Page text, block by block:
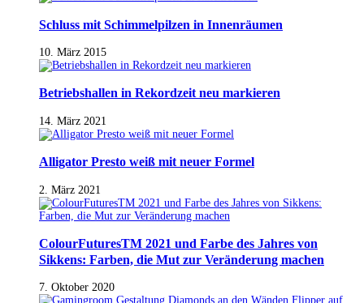
Schluss mit Schimmelpilzen in Innenräumen
10. März 2015
Betriebshallen in Rekordzeit neu markieren
14. März 2021
Alligator Presto weiß mit neuer Formel
2. März 2021
ColourFuturesTM 2021 und Farbe des Jahres von
Sikkens: Farben, die Mut zur Veränderung machen
7. Oktober 2020